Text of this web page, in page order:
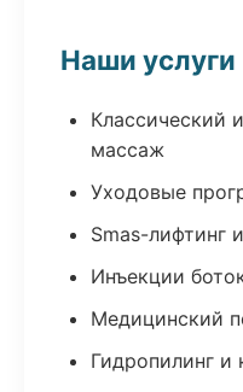
Наши услуги
Классический
массаж
Уходовые
Smas-лифтинг
Инъекции
Медицинский
Гидропилинг и